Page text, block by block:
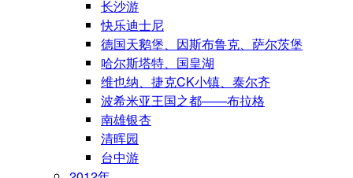
长沙游
快乐迪士尼
德国天鹅堡、因斯布鲁克、萨尔茨堡
哈尔斯塔特、国皇湖
维也纳、捷克CK小镇、泰尔齐
波希米亚王国之都——布拉格
南雄银杏
清晖园
台中游